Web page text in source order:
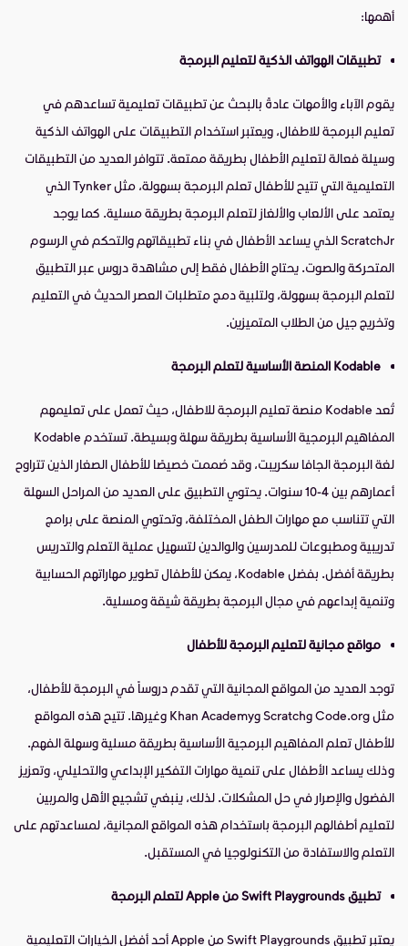
أهمها:
تطبيقات الهواتف الذكية لتعليم البرمجة
يقوم الآباء والأمهات عادةً بالبحث عن تطبيقات تعليمية تساعدهم في
تعليم البرمجة للاطفال، ويعتبر استخدام التطبيقات على الهواتف الذكية
وسيلة فعالة لتعليم الأطفال بطريقة ممتعة. تتوافر العديد من التطبيقات
التعليمية التي تتيح للأطفال تعلم البرمجة بسهولة، مثل Tynker الذي
يعتمد على الألعاب والألغاز لتعلم البرمجة بطريقة مسلية. كما يوجد
ScratchJr الذي يساعد الأطفال في بناء تطبيقاتهم والتحكم في الرسوم
المتحركة والصوت. يحتاج الأطفال فقط إلى مشاهدة دروس عبر التطبيق
لتعلم البرمجة بسهولة، ولتلبية دمج متطلبات العصر الحديث في التعليم
وتخريج جيل من الطلاب المتميزين.
Kodable المنصة الأساسية لتعلم البرمجة
تُعد Kodable منصة تعليم البرمجة للاطفال، حيث تعمل على تعليمهم
المفاهيم البرمجية الأساسية بطريقة سهلة وبسيطة. تستخدم Kodable
لغة البرمجة الجافا سكريبت، وقد صُممت خصيصًا للأطفال الصغار الذين تتراوح
أعمارهم بين 4-10 سنوات. يحتوي التطبيق على العديد من المراحل السهلة
التي تتناسب مع مهارات الطفل المختلفة، وتحتوي المنصة على برامج
تدريبية ومطبوعات للمدرسين والوالدين لتسهيل عملية التعلم والتدريس
بطريقة أفضل. بفضل Kodable، يمكن للأطفال تطوير مهاراتهم الحسابية
وتنمية إبداعهم في مجال البرمجة بطريقة شيقة ومسلية.
مواقع مجانية لتعليم البرمجة للأطفال
توجد العديد من المواقع المجانية التي تقدم دروساً في البرمجة للأطفال،
مثل Code.org وScratch وKhan Academy وغيرها. تتيح هذه المواقع
للأطفال تعلم المفاهيم البرمجية الأساسية بطريقة مسلية وسهلة الفهم.
وذلك يساعد الأطفال على تنمية مهارات التفكير الإبداعي والتحليلي، وتعزيز
الفضول والإصرار في حل المشكلات. لذلك، ينبغي تشجيع الأهل والمربين
لتعليم أطفالهم البرمجة باستخدام هذه المواقع المجانية، لمساعدتهم على
التعلم والاستفادة من التكنولوجيا في المستقبل.
تطبيق Swift Playgrounds من Apple لتعلم البرمجة
يعتبر تطبيق Swift Playgrounds من Apple أحد أفضل الخيارات التعليمية